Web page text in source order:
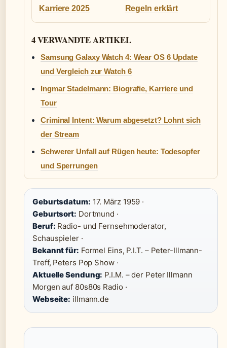
Karriere 2025
Regeln erklärt
4 VERWANDTE ARTIKEL
Samsung Galaxy Watch 4: Wear OS 6 Update
und Vergleich zur Watch 6
Ingmar Stadelmann: Biografie, Karriere und
Tour
Criminal Intent: Warum abgesetzt? Lohnt sich
der Stream
Schwerer Unfall auf Rügen heute: Todesopfer
und Sperrungen
Geburtsdatum: 17. März 1959 ·
Geburtsort: Dortmund ·
Beruf: Radio- und Fernsehmoderator,
Schauspieler ·
Bekannt für: Formel Eins, P.I.T. – Peter-Illmann-
Treff, Peters Pop Show ·
Aktuelle Sendung: P.I.M. – der Peter Illmann
Morgen auf 80s80s Radio ·
Webseite: illmann.de